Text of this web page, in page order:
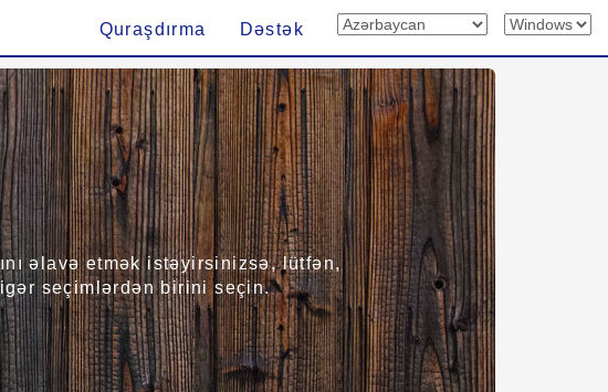
Quraşdırma Dəstək
əlavə etmək istəyirsinizsə, lütfən,
seçimlərdən birini seçin.